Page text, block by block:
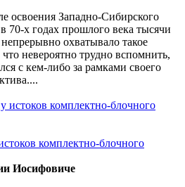
освоения Западно-Сибирского
70-х годах прошлого века тысячи
охватывало такое
невероятно трудно вспомнить,
с кем-либо за рамками своего
комплектно-блочного
Иосифовиче